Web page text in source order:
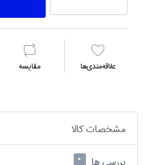
علاقه‌مندي‌ها مقايسه
مشخصات کالا
0